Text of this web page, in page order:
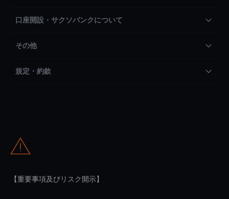
口座開設・サクソバンクについて
その他
規定・約款
【重要事項及びリスク開示】